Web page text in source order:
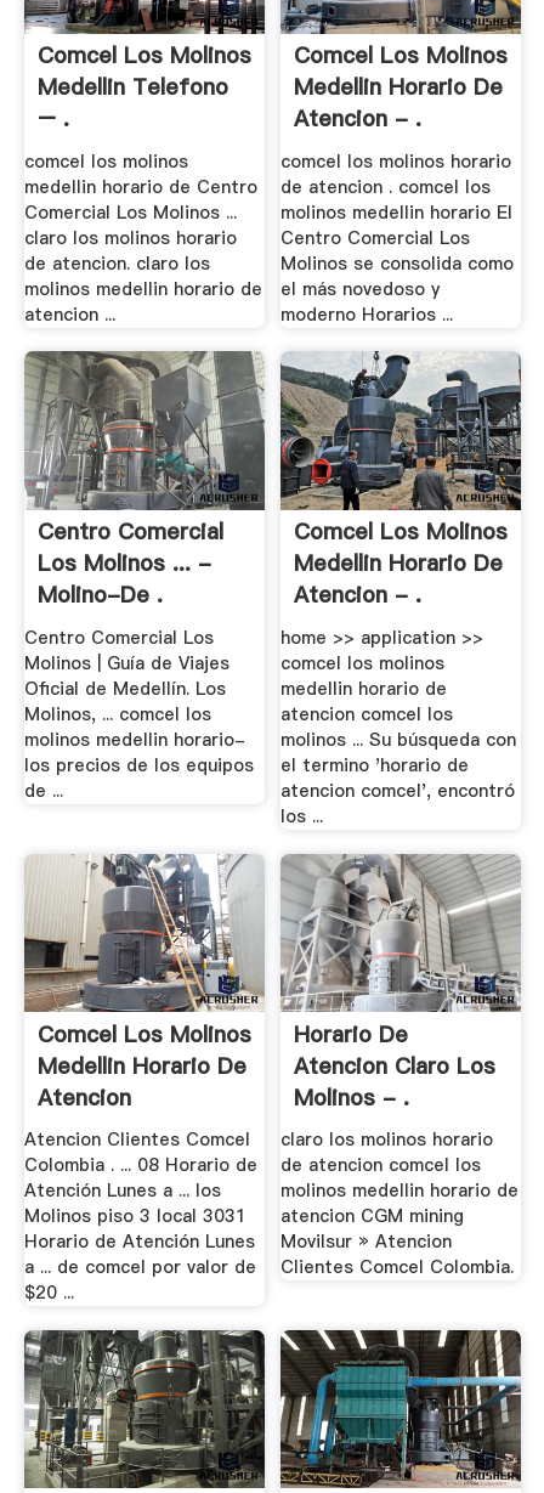
Comcel Los Molinos
Medellin Telefono
– .
comcel los molinos
medellin horario de Centro
Comercial Los Molinos ...
claro los molinos horario
de atencion. claro los
molinos medellin horario de
atencion ...
Comcel Los Molinos
Medellin Horario De
Atencion - .
comcel los molinos horario
de atencion . comcel los
molinos medellin horario El
Centro Comercial Los
Molinos se consolida como
el más novedoso y
moderno Horarios ...
Centro Comercial
Los Molinos ... -
Molino-De .
Centro Comercial Los
Molinos | Guía de Viajes
Oficial de Medellín. Los
Molinos, ... comcel los
molinos medellin horario-
los precios de los equipos
de ...
Comcel Los Molinos
Medellin Horario De
Atencion - .
home >> application >>
comcel los molinos
medellin horario de
atencion comcel los
molinos ... Su búsqueda con
el termino 'horario de
atencion comcel', encontró
los ...
Comcel Los Molinos
Medellin Horario De
Atencion
Atencion Clientes Comcel
Colombia . ... 08 Horario de
Atención Lunes a ... los
Molinos piso 3 local 3031
Horario de Atención Lunes
a ... de comcel por valor de
$20 ...
Horario De
Atencion Claro Los
Molinos - .
claro los molinos horario
de atencion comcel los
molinos medellin horario de
atencion CGM mining
Movilsur » Atencion
Clientes Comcel Colombia.